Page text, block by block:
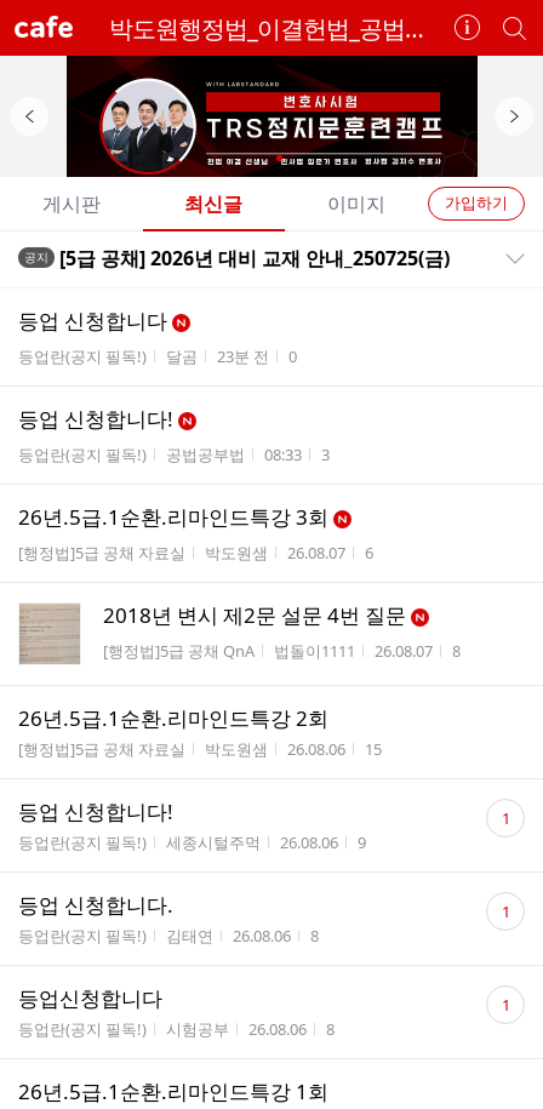
cafe 박도원행정법_이결헌법_공법연구소(TRS-edu)
카
페
보
기
개
별
페
검
배
배
너
카
페
메
뉴
가입하기
게시판 최신글 이미지
전
글
트
공지 [5급 공채] 2026년 대비 교재 안내_250725(금)
등업 신청합니다
게시판명
등업란(공지 필독!) 작성자
달곰 작성시간
23분 전 조회수
0
등업 신청합니다!
게시판명
등업란(공지 필독!) 작성자
공법공부법 작성시간
08:33 조회수
3
26년.5급.1순환.리마인드특강 3회
게시판명
[행정법]5급 공채 자료실 작성자
박도원샘 작성시간
26.08.07 조회수
6
2018년 변시 제2문 설문 4번 질문
게시판명
[행정법]5급 공채 QnA 작성자
법돌이1111 작성시간
26.08.07 조회수
8
26년.5급.1순환.리마인드특강 2회
게시판명
[행정법]5급 공채 자료실 작성자
박도원샘 작성시간
26.08.06 조회수
15
등업 신청합니다!
게시판명
등업란(공지 필독!) 작성자
세종시털주먹 작성시간
26.08.06 조회수
9
댓
글 1
등업 신청합니다.
게시판명
등업란(공지 필독!) 작성자
김태연 작성시간
26.08.06 조회수
8
댓
글 1
등업신청합니다
게시판명
등업란(공지 필독!) 작성자
시험공부 작성시간
26.08.06 조회수
8
댓
글 1
26년.5급.1순환.리마인드특강 1회